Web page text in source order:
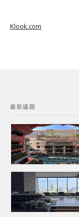
Klook.com
最新議題